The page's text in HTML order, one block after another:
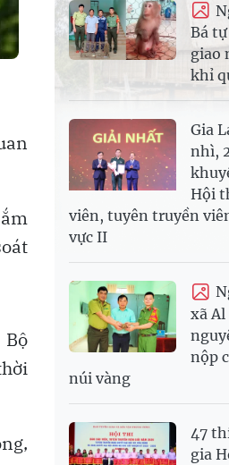
Bá
giao
khỉ
Gia
nhì,
Hội
viên, tuyên truyền
vực II
xã Al
nộp
núi vàng
47
gia